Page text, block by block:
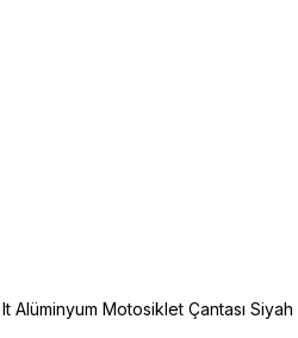
Alüminyum Motosiklet Çantası Siyah